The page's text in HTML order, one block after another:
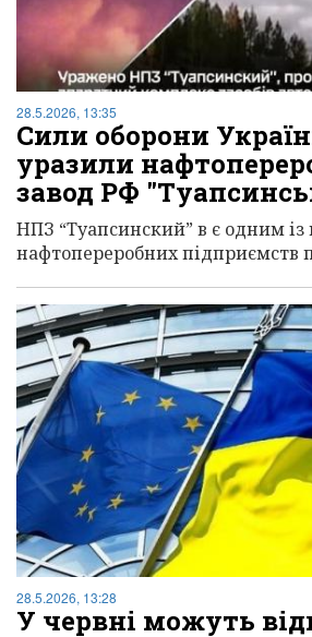
28.5.2026, 13:35
Сили оборони
уразили
завод РФ
НПЗ “Туапсинский” в є одним
нафтопереробних підприємств
28.5.2026, 13:28
У червні можуть